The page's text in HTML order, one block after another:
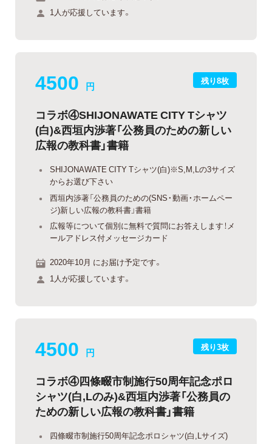
1人が応援しています。
残り8枚
4500 円
コラボ④SHIJONAWATE CITY Tシャツ
(白)&西垣内渉著「公務員のための新しい
広報の教科書」書籍
SHIJONAWATE CITY Tシャツ(白)※S,M,Lの3サイズ
からお選び下さい
西垣内渉著「公務員のための(SNS・動画・ホームペー
ジ)新しい広報の教科書」書籍
広報等について個別に無料で質問にお答えします！メ
ールアドレス付メッセージカード
2020年10月 にお届け予定です。
1人が応援しています。
残り3枚
4500 円
コラボ④四條畷市制施行50周年記念ポロ
シャツ(白,Lのみ)&西垣内渉著「公務員の
ための新しい広報の教科書」書籍
四條畷市制施行50周年記念ポロシャツ(白,Lサイズ)